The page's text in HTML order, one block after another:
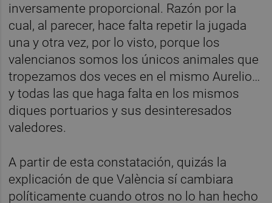
inversamente proporcional. Razón por la
cual, al parecer, hace falta repetir la jugada
una y otra vez, por lo visto, porque los
valencianos somos los únicos animales que
tropezamos dos veces en el mismo Aurelio…
y todas las que haga falta en los mismos
diques portuarios y sus desinteresados
valedores.
A partir de esta constatación, quizás la
explicación de que València sí cambiara
políticamente cuando otros no lo han hecho